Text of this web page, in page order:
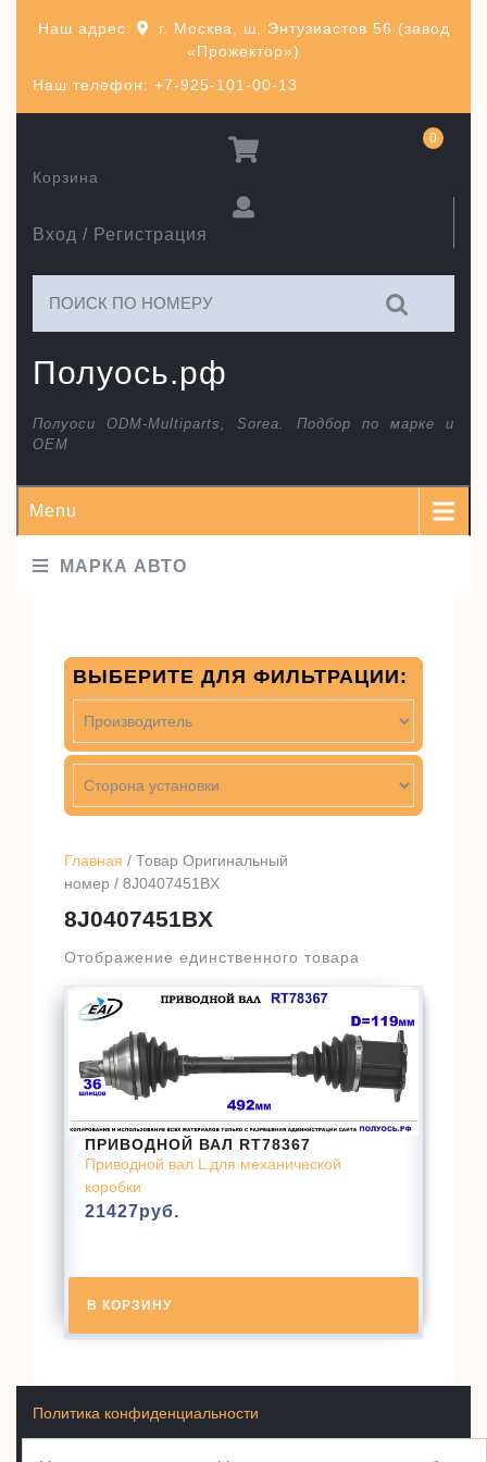
Наш телефон: +7-925-101-00-13
Наш адрес:
г. Москва, ш. Энтузиастов 56 (завод
«Прожектор»)
Полуось.рф
Полуоси ODM-Multiparts, Sorea. Подбор по марке и
ОЕМ
Вход / Регистрация
Корзина
0
Menu
МАРКА АВТО
Главная / Товар Оригинальный
номер / 8J0407451BX
8J0407451BX
Отображение единственного товара
ПРИВОДНОЙ ВАЛ RT78367
Приводной вал L для механической
коробки
21427руб.
В КОРЗИНУ
ВЫБЕРИТЕ ДЛЯ ФИЛЬТРАЦИИ:
Политика конфиденциальности